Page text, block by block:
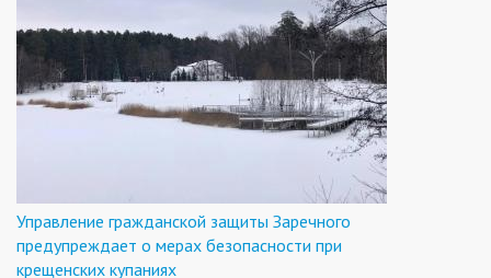
Управление гражданской защиты Заречного
предупреждает о мерах безопасности при
крещенских купаниях